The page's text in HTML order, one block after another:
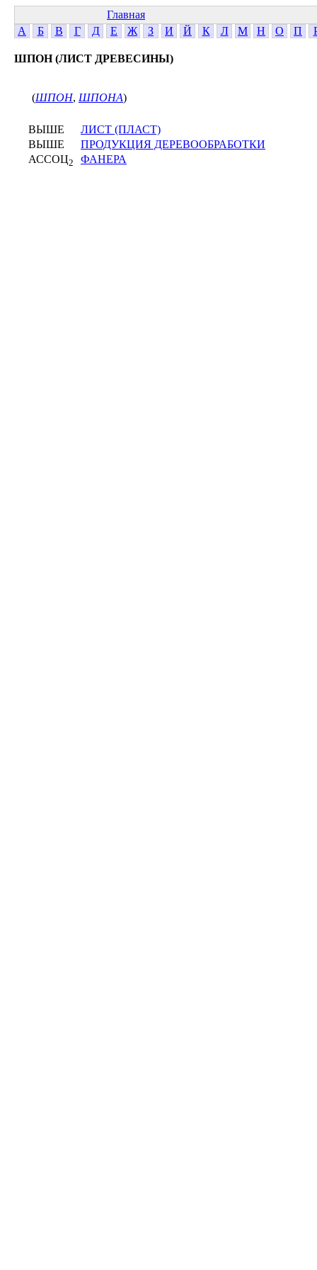
Главная
А
Б В Г Д Е Ж З И Й К Л М Н О П
ШПОН (ЛИСТ ДРЕВЕСИНЫ)
(ШПОН, ШПОНА)
ВЫШЕ
ЛИСТ (ПЛАСТ)
ВЫШЕ
ПРОДУКЦИЯ ДЕРЕВООБРАБОТКИ
АССОЦ2 ФАНЕРА